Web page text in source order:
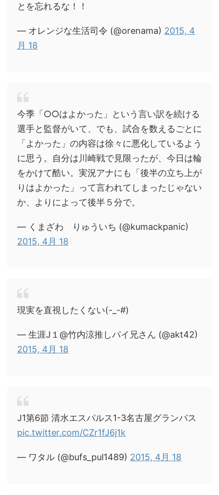
とを忘れるな！！
— オレンジな生活司令 (@orenama) 2015, 4
月 18
今季「○○はよかった」という言い訳を続ける
選手と監督がいて、でも、試合を数えるごとに
「よかった」の内容は徐々に悪化しているよう
に思う。自分は川崎戦で見限ったが、今日は輪
をかけて酷い。実況アナにも「後半の立ち上が
りはよかった」って言われてしまったじゃない
か、よりによって後半５分で。
— くまざわ りゅういち (@kumackpanic)
2015, 4月 18
現実を直視したくない(-_-#)
— 生涯J１@竹内涼推しパイ兄さん (@akt42)
2015, 4月 18
J1第6節 清水エスパルス1-3名古屋グランパス
pic.twitter.com/CZr1fJ6j1k
— ワタル (@bufs_pul1489) 2015, 4月 18